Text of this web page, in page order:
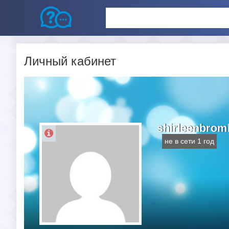
Личный кабинет
не в сети 1 год